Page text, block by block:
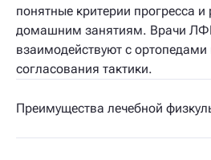
понятные критерии прогресса
домашним занятиям. Врачи
взаимодействуют с
согласования тактики.
Преимущества лечебной